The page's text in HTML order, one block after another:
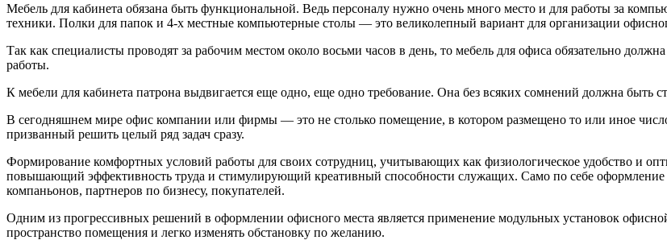
Мебель для кабинета обязана быть функциональной. Ведь персоналу нужно очень много место и для работы за
техники. Полки для папок и 4-х местные компьютерные столы — это великолепный вариант для организации
Так как специалисты проводят за рабочим местом около восьми часов в день, то мебель для офиса обязательно
работы.
К мебели для кабинета патрона выдвигается еще одно, еще одно требование. Она без всяких сомнений должна быть
В сегодняшнем мире офис компании или фирмы — это не столько помещение, в котором размещено то или иное
призванный решить целый ряд задач сразу.
Формирование комфортных условий работы для своих сотрудниц, учитывающих как физиологическое удобство и
повышающий эффективность труда и стимулирующий креативный способности служащих. Само по себе оформление
компаньонов, партнеров по бизнесу, покупателей.
Одним из прогрессивных решений в оформлении офисного места является применение модульных установок
пространство помещения и легко изменять обстановку по желанию.